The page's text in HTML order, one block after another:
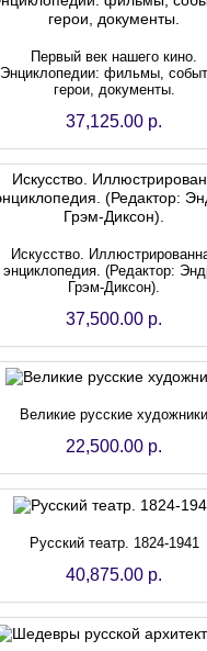
Первый век нашего кино.
Энциклопедии: фильмы,
герои, документы.
37,125.00 р.
Искусство.
энциклопедия. (Редактор:
Грэм-Диксон).
37,500.00 р.
Великие русские художники
22,500.00 р.
Русский театр. 1824-1941
40,875.00 р.